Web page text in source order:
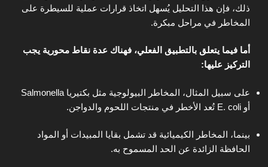
ذلك، فإن هذا التحليل يُسهل اتخاذ قرارات عملية للسيطرة على
المخاطر في مراحل مبكرة.
أما فيما يتعلق بالتطبيق الفعلي، فهناك عدة نقاط محورية يجب
التركيز عليها:
على سبيل المثال، المخاطر البيولوجية مثل بكتيريا Salmonella
أو E. coli تُعد الأخطر في منتجات اللحوم والدواجن.
بينما، المخاطر الكيميائية قد تشمل بقايا المبيدات أو المواد
الحافظة الزائدة عن الحد المسموح به.